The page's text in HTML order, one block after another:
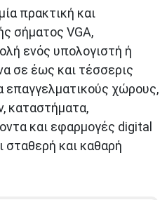
πρακτική και
σήματος VGA,
ενός υπολογιστή ή
σε έως και τέσσερις
επαγγελματικούς χώρους,
καταστήματα,
και εφαρμογές digital
σταθερή και καθαρή